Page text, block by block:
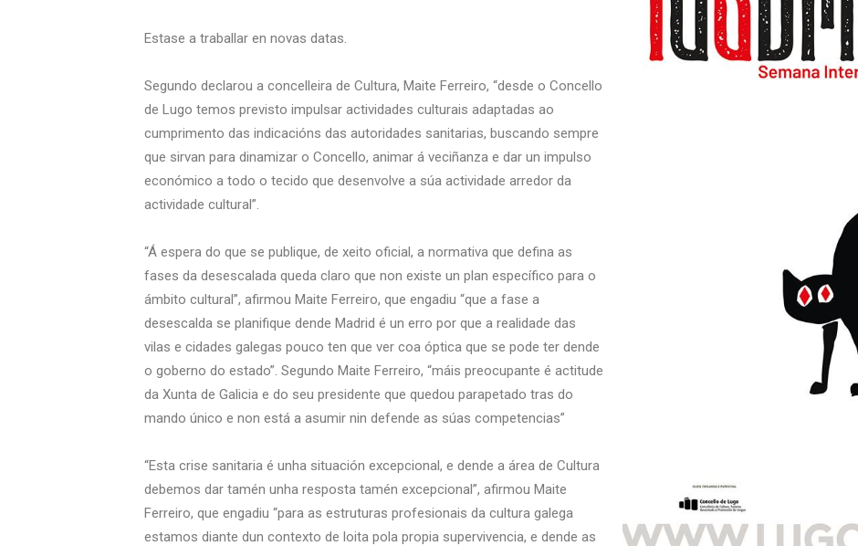
Estase a traballar en novas datas.
Segundo declarou a concelleira de Cultura, Maite Ferreiro, “desde o Concello
de Lugo temos previsto impulsar actividades culturais adaptadas ao
cumprimento das indicacións das autoridades sanitarias, buscando sempre
que sirvan para dinamizar o Concello, animar á veciñanza e dar un impulso
económico a todo o tecido que desenvolve a súa actividade arredor da
actividade cultural”.
“Á espera do que se publique, de xeito oficial, a normativa que defina as
fases da desescalada queda claro que non existe un plan específico para o
ámbito cultural”, afirmou Maite Ferreiro, que engadiu “que a fase a
desescalda se planifique dende Madrid é un erro por que a realidade das
vilas e cidades galegas pouco ten que ver coa óptica que se pode ter dende
o goberno do estado”. Segundo Maite Ferreiro, “máis preocupante é actitude
da Xunta de Galicia e do seu presidente que quedou parapetado tras do
mando único e non está a asumir nin defende as súas competencias”
“Esta crise sanitaria é unha situación excepcional, e dende a área de Cultura
debemos dar tamén unha resposta tamén excepcional”, afirmou Maite
Ferreiro, que engadiu “para as estruturas profesionais da cultura galega
estamos diante dun contexto de loita pola propia supervivencia, e dende as